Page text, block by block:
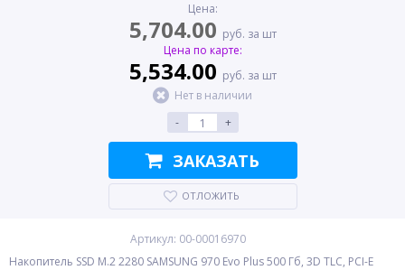
Цена:
5,704.00 руб. за шт
Цена по карте:
5,534.00 руб. за шт
Нет в наличии
-
+
ЗАКАЗАТЬ
ОТЛОЖИТЬ
Артикул: 00-00016970
Накопитель SSD M.2 2280 SAMSUNG 970 Evo Plus 500 Гб, 3D TLC, PCI-E